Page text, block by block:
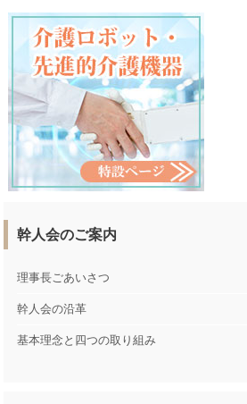
幹人会のご案内
理事長ごあいさつ
幹人会の沿革
基本理念と四つの取り組み